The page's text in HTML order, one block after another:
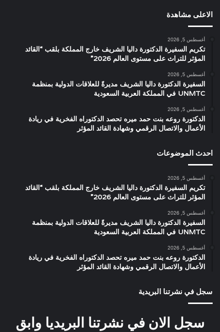
الاعلى مشاهدة
أغسطس 5, 2026
تكريم السفيرة الدكتورة داليا الشريف خارج المملكة بلقب “القائد
المؤثر للتراث على مستوى العالم 2026”
أغسطس 5, 2026
السفيرة الدكتورة داليا الشريف مديرةً للعلاقات الدولية بمنظمة
UNMTC في المملكة العربية السعودية
أغسطس 5, 2026
الدكتورة روعه بنت حمد ميره تحصد الدكتوراه الفخرية في ريادة
الأعمال والاتصال الرقمي وشهادة القائد المؤثر
احدث الموضوعات
أغسطس 5, 2026
تكريم السفيرة الدكتورة داليا الشريف خارج المملكة بلقب “القائد
المؤثر للتراث على مستوى العالم 2026”
أغسطس 5, 2026
السفيرة الدكتورة داليا الشريف مديرةً للعلاقات الدولية بمنظمة
UNMTC في المملكة العربية السعودية
أغسطس 5, 2026
الدكتورة روعه بنت حمد ميره تحصد الدكتوراه الفخرية في ريادة
الأعمال والاتصال الرقمي وشهادة القائد المؤثر
سجل في نشرتنا البريدية
سجل الان في نشرتنا البريديا وابق